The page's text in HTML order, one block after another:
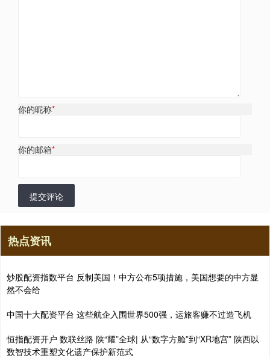
你的昵称*
你的邮箱*
提交评论
热点资讯
炒股配资指数平台 反制美国！中方公布5项措施，美国想要的中方显
然不会给
中国十大配资平台 这些航企入围世界500强，运旅客赚不过造飞机
恒指配资开户 数联丝路 陕“耀”全球| 从“数字方舱”到“XR地宫” 陕西以
数智技术重塑文化遗产保护新范式